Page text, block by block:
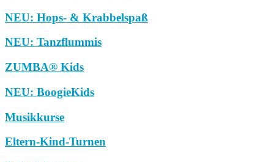
NEU: Hops- & Krabbelspaß
NEU: Tanzflummis
ZUMBA® Kids
NEU: BoogieKids
Musikkurse
Eltern-Kind-Turnen